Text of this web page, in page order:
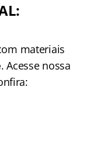
materiais
. Acesse nossa